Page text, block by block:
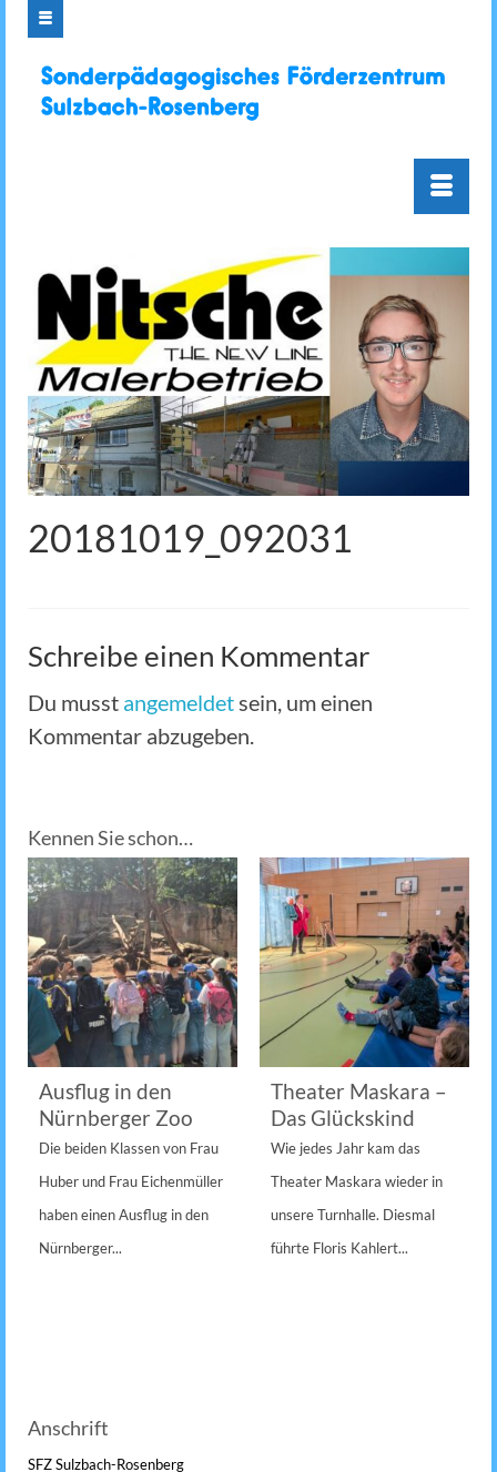
20181019_092031
Schreibe einen Kommentar
Du musst angemeldetsein, um einen
Kommentar abzugeben.
Kennen Sie schon…
Ausflug in den
Nürnberger Zoo
Die beiden Klassen von Frau
Huber und Frau Eichenmüller
haben einen Ausflug in den
Nürnberger...
Theater Maskara –
Das Glückskind
Wie jedes Jahr kam das
Theater Maskara wieder in
unsere Turnhalle. Diesmal
führte Floris Kahlert...
Anschrift
SFZ Sulzbach-Rosenberg